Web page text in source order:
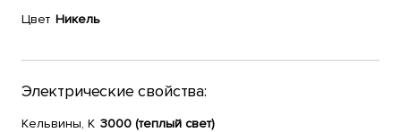
Цвет Никель
Электрические свойства:
Кельвины, К 3000 (теплый свет)